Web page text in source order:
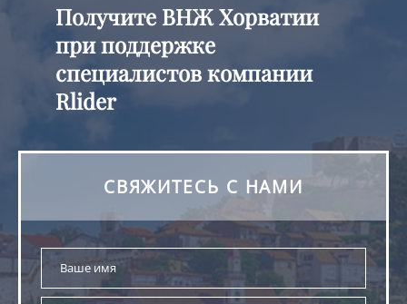
Получите ВНЖ Хорватии
при поддержке
специалистов компании
Rlider
СВЯЖИТЕСЬ С НАМИ